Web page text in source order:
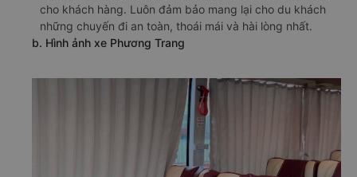
cho khách hàng. Luôn đảm bảo mang lại cho du khách
những chuyến đi an toàn, thoái mái và hài lòng nhất.
b. Hình ảnh xe Phương Trang